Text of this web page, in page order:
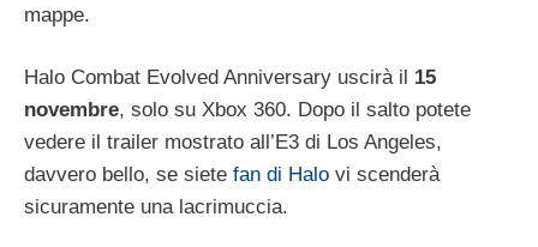
mappe.
Halo Combat Evolved Anniversary uscirà il 15
novembre, solo su Xbox 360. Dopo il salto potete
vedere il trailer mostrato all’E3 di Los Angeles,
davvero bello, se siete fan di Halo vi scenderà
sicuramente una lacrimuccia.